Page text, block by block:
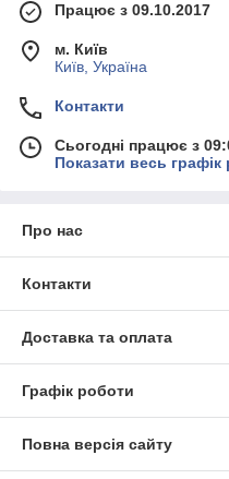
Працює з 09.10.2017
м. Київ
Київ, Україна
Контакти
Сьогодні працює з
Показати весь графік
Про нас
Контакти
Доставка та оплата
Графік роботи
Повна версія сайту